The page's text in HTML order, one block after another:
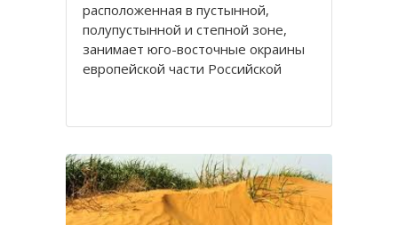
расположенная в пустынной,
полупустынной и степной зоне,
занимает юго-восточные окраины
европейской части Российской
Манычской впадиной и руслами рек
водами